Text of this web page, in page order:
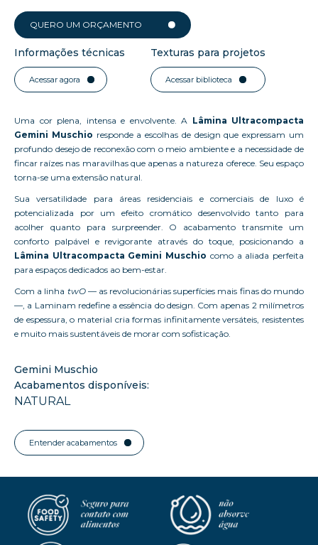
QUERO UM ORÇAMENTO
Informações técnicas
Acessar agora
Texturas para projetos
Acessar biblioteca
Uma cor plena, intensa e envolvente. A Lâmina Ultracompacta
Gemini Muschio responde a escolhas de design que expressam um
profundo desejo de reconexão com o meio ambiente e a necessidade de
fincar raízes nas maravilhas que apenas a natureza oferece. Seu espaço
torna-se uma extensão natural.
Sua versatilidade para áreas residenciais e comerciais de luxo é
potencializada por um efeito cromático desenvolvido tanto para
acolher quanto para surpreender. O acabamento transmite um
conforto palpável e revigorante através do toque, posicionando a
Lâmina Ultracompacta Gemini Muschio como a aliada perfeita
para espaços dedicados ao bem-estar.
Com a linha twO— as revolucionárias superfícies mais finas do mundo
—, a Laminam redefine a essência do design. Com apenas 2 milímetros
de espessura, o material cria formas infinitamente versáteis, resistentes
e muito mais sustentáveis de morar com sofisticação.
Gemini Muschio
Acabamentos disponíveis:
NATURAL
Entender acabamentos